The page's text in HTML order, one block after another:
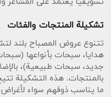
تشكيلة المنتجات والفئات
تتنوع عروض المصباح بلند
هدايا، سبحات بأنواعها
جديد، سبحات طبيعية)،
بالمنتجات. هذه التشكيلة
ما يناسب ذوقهم سواء